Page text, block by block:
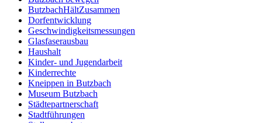
ButzbachHältZusammen
Dorfentwicklung
Geschwindigkeitsmessungen
Glasfaserausbau
Haushalt
Kinder- und Jugendarbeit
Kinderrechte
Kneippen in Butzbach
Museum Butzbach
Städtepartnerschaft
Stadtführungen